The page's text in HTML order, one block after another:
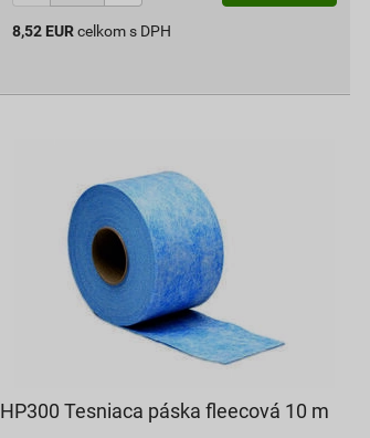
8,52 EUR celkom s DPH
HP300 Tesniaca páska fleecová 10 m